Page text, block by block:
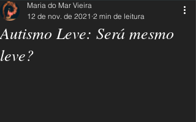
Autismo Leve: Será mesmo
leve?
Maria do Mar Vieira
12 de nov. de 2021 2 min de leitura